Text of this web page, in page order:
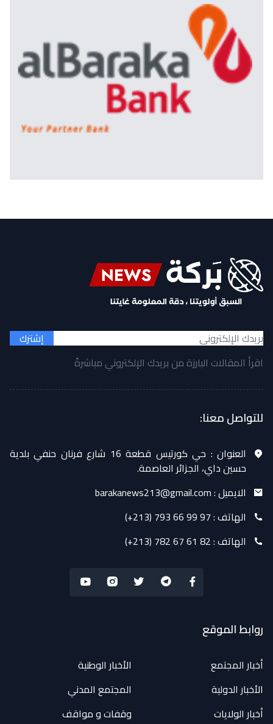
إشترك
اقرأ المقالات البارزة من بريدك الإلكتروني مباشرةً
للتواصل معنا:
العنوان :
حي كورتيس قطعة 16 شارع فرنان حنفي بلدية
حسين داي، الجزائر العاصمة.
الايميل :barakanews213@gmail.com
الهاتف :(+213) 793 66 99 97
الهاتف :(+213) 782 67 61 82
روابط الموقع
أخبار المجتمع
الأخبار الوطنية
الأخبار الدولية
المجتمع المدني
أخبار الولايات
وقفات و مواقف